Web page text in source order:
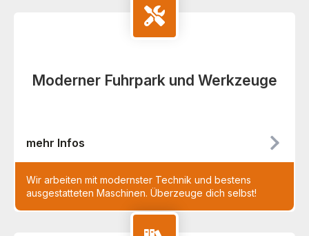
Moderner Fuhrpark und Werkzeuge
mehr Infos
Wir arbeiten mit modernster Technik und bestens
ausgestatteten Maschinen. Überzeuge dich selbst!